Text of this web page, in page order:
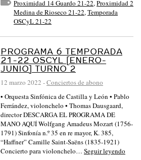
Proximidad 14 Guardo 21-22,Proximidad 2
Medina de Rioseco 21-22,Temporada
OSCyL 21-22
PROGRAMA 6 TEMPORADA
21-22 OSCYL [ENERO-
JUNIO] TURNO 2
12 marzo 2022 -Conciertos de abono
• Orquesta Sinfónica de Castilla y León • Pablo
Ferrández, violonchelo • Thomas Dausgaard,
director DESCARGA EL PROGRAMA DE
MANO AQUÍ Wolfgang Amadeus Mozart (1756-
1791) Sinfonía n.º 35 en re mayor, K. 385,
“Haffner” Camille Saint-Saëns (1835-1921)
Concierto para violonchelo… Seguir leyendo